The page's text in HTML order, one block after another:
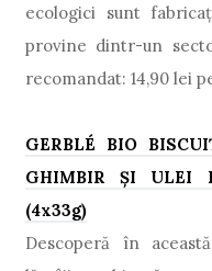
ecologici sunt
provine dintr-un
recomandat: 14,90 lei
GERBLÉ BIO
GHIMBIRŞI ULEI
(4x33g)
Descoperă în